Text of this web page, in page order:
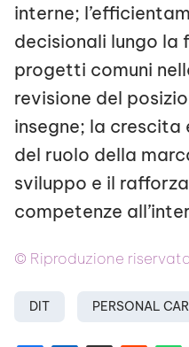
interne;
decisionali lungo la
progetti comuni
revisione del
insegne; la
del ruolo della
sviluppo e il
competenze
© Riproduzione
DIT PERSONAL